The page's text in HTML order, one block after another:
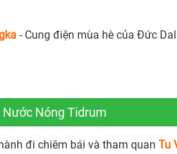
- Cung điện mùa hè của Đức
Nước Nóng Tidrum
đi chiêm bái và tham quan Tu